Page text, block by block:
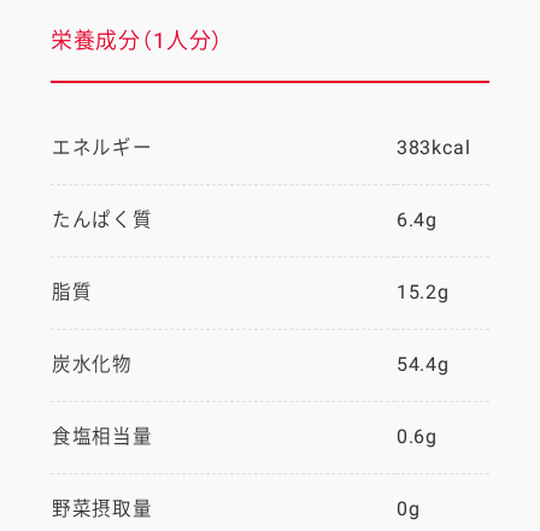
栄養成分（1人分）
エネルギー 383kcal
たんぱく質 6.4g
脂質 15.2g
炭水化物 54.4g
食塩相当量 0.6g
野菜摂取量 0g